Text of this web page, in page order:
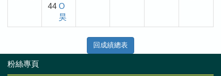
44 O
昊
回成績總表
粉絲專頁